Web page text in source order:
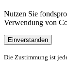
Nutzen Sie
Verwendung von
Einverstanden
Die Zustimmung ist